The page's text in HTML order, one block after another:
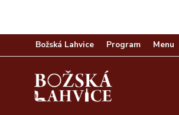
Božská Lahvice Program Menu